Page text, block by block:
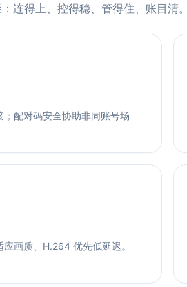
连得上、控得稳、管得住、账目清。
；配对码安全协助非同账号场
画质、H.264 优先低延迟。